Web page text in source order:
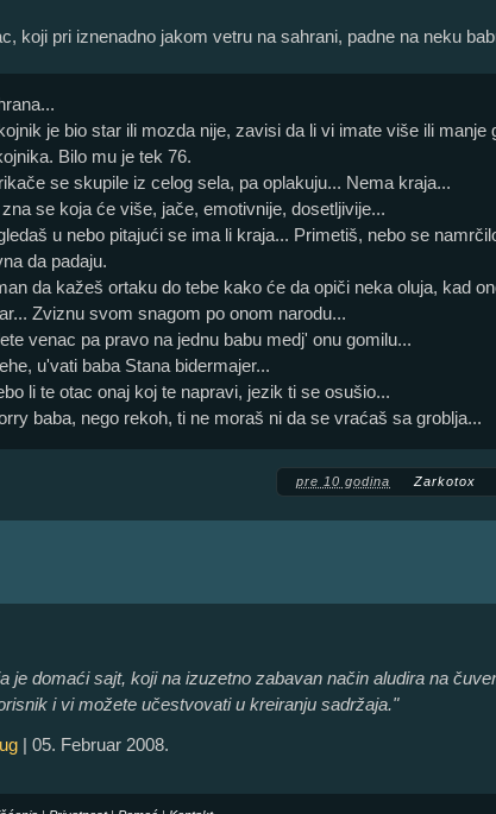
koji pri iznenadno jakom vetru na sahrani, padne na neku
je bio star ili mozda nije, zavisi da li vi imate više ili manje
Bilo mu je tek 76.
se skupile iz celog sela, pa oplakuju... Nema kraja...
se koja će više, jače, emotivnije, dosetljivije...
u nebo pitajući se ima li kraja... Primetiš, nebo se
da padaju.
da kažeš ortaku do tebe kako će da opiči neka oluja, kad
Zviznu svom snagom po onom narodu...
venac pa pravo na jednu babu medj' onu gomilu...
u'vati baba Stana bidermajer...
li te otac onaj koj te napravi, jezik ti se osušio...
baba, nego rekoh, ti ne moraš ni da se vraćaš sa groblja...
pre 10 godina Zarkotox
je domaći sajt, koji na izuzetno zabavan način aludira na
i vi možete učestvovati u kreiranju sadržaja."
| 05. Februar 2008.